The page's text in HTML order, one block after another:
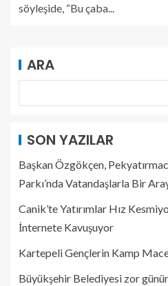
söyleşide, “Bu çaba...
ARA
SON YAZILAR
Başkan Özgökçen,
Parkı’nda Vatandaşlarla Bir
Canik’te Yatırımlar Hız
İnternete Kavuşuyor
Kartepeli Gençlerin Kamp
Büyükşehir Belediyesi zor